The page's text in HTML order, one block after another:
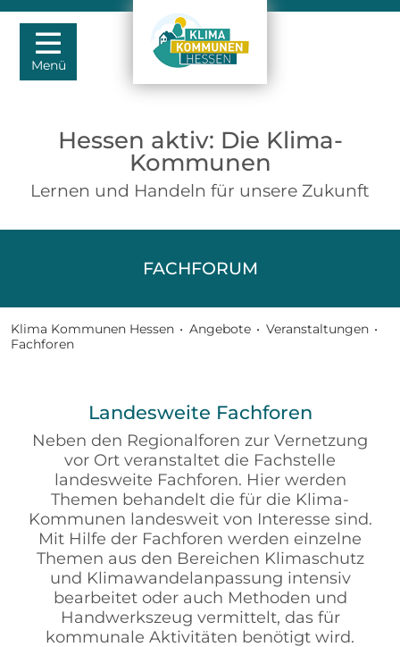
Menü
Hessen aktiv: Die Klima-
Kommunen
Lernen und Handeln für unsere Zukunft
FACHFORUM
Klima Kommunen Hessen • Angebote • Veranstaltungen •
Fachforen
Landesweite Fachforen
Neben den Regionalforen zur Vernetzung
vor Ort veranstaltet die Fachstelle
landesweite Fachforen. Hier werden
Themen behandelt die für die Klima-
Kommunen landesweit von Interesse sind.
Mit Hilfe der Fachforen werden einzelne
Themen aus den Bereichen Klimaschutz
und Klimawandelanpassung intensiv
bearbeitet oder auch Methoden und
Handwerkszeug vermittelt, das für
kommunale Aktivitäten benötigt wird.